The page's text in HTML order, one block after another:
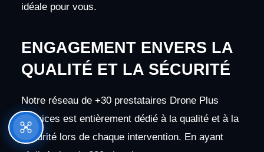
idéale pour vous.
ENGAGEMENT ENVERS LA
QUALITÉ ET LA SÉCURITÉ
Notre réseau de +30 prestataires Drone Plus
Services est entièrement dédié à la qualité et à la
sécurité lors de chaque intervention. En ayant